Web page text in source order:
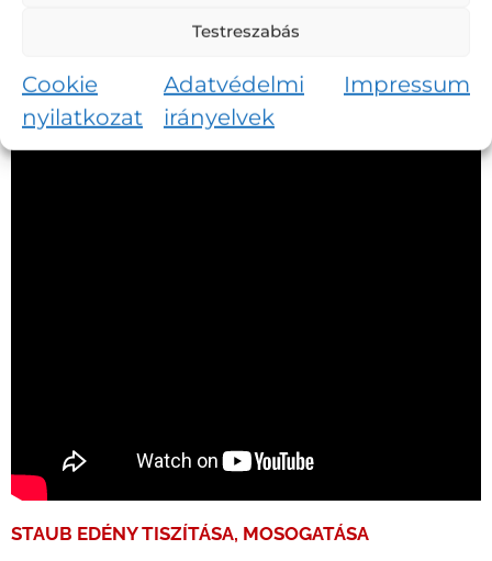
Testreszabás
Cookie
nyilatkozat
Adatvédelmi
irányelvek
Impressum
STAUB EDÉNY TISZÍTÁSA, MOSOGATÁSA